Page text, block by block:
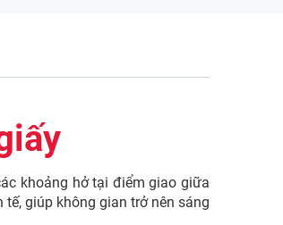
khoảng hở tại điểm giao giữa
giúp không gian trở nên sáng